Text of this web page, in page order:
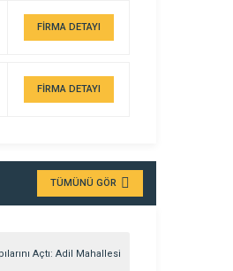
FİRMA DETAYI
FİRMA DETAYI
TÜMÜNÜ GÖR